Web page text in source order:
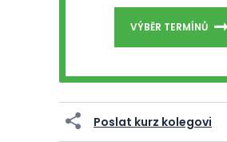
VÝBĚR TERMÍNŮ
Poslat kurz kolegovi